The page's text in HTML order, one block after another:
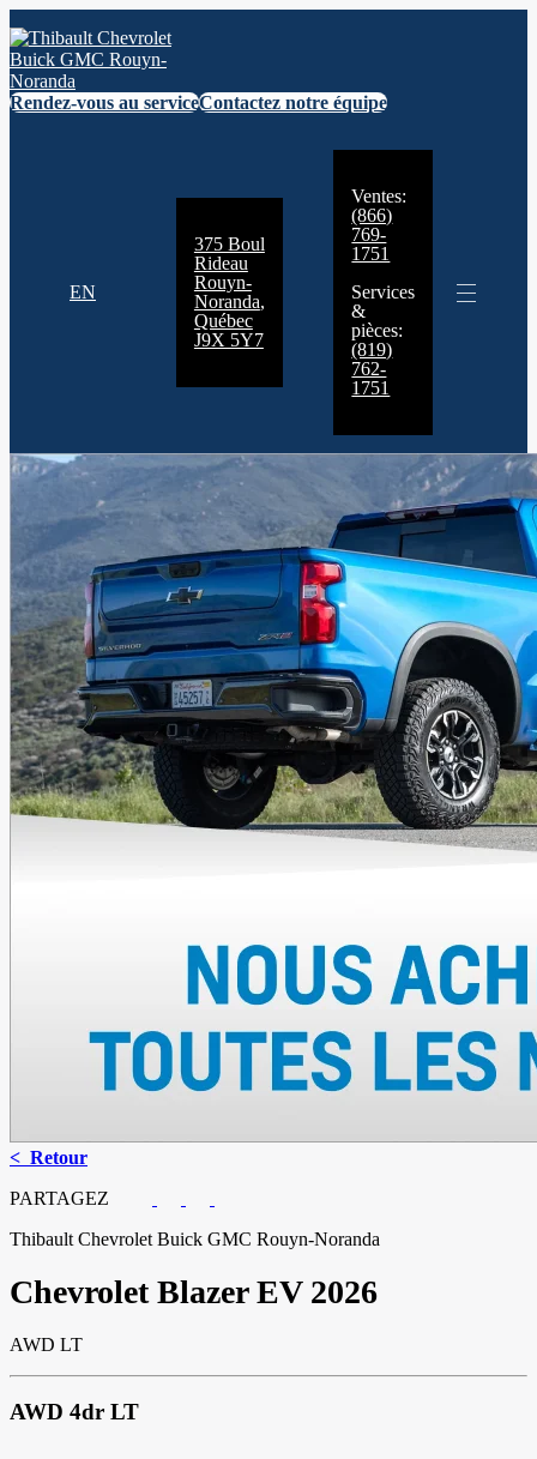
Rendez-vous au serviceContactez notre équipe
EN
375 Boul
Rideau
Rouyn-
Noranda,
Québec
J9X 5Y7
Ventes:
(866)
769-
1751
Services
&
pièces:
(819)
762-
1751
< Retour
PARTAGEZ
Thibault Chevrolet Buick GMC Rouyn-Noranda
ChevroletBlazer EV 2026
AWD LT
AWD 4dr LT